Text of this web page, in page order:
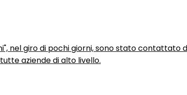
nel giro di pochi giorni, sono stato contattato
aziende di alto livello.